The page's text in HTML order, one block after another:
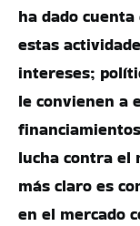
ha dado
estas
intereses;
le convienen a
lucha contra el
más claro es
en el mercado